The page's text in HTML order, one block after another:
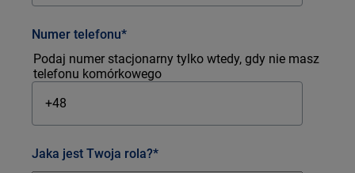
Numer telefonu*
Podaj numer stacjonarny tylko wtedy, gdy nie masz
telefonu komórkowego
Jaka jest Twoja rola?*